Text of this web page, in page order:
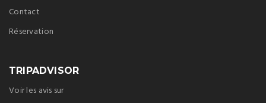
Contact
Réservation
TRIPADVISOR
Voir les avis sur